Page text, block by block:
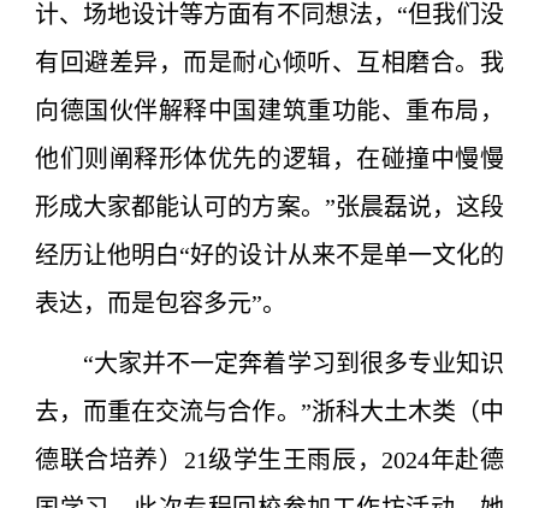
计、场地设计等方面有不同想法，“但我们没
有回避差异，而是耐心倾听、互相磨合。我
向德国伙伴解释中国建筑重功能、重布局，
他们则阐释形体优先的逻辑，在碰撞中慢慢
形成大家都能认可的方案。”张晨磊说，这段
经历让他明白“好的设计从来不是单一文化的
表达，而是包容多元”。
“大家并不一定奔着学习到很多专业知识
去，而重在交流与合作。”浙科大土木类（中
德联合培养）21级学生王雨辰，2024年赴德